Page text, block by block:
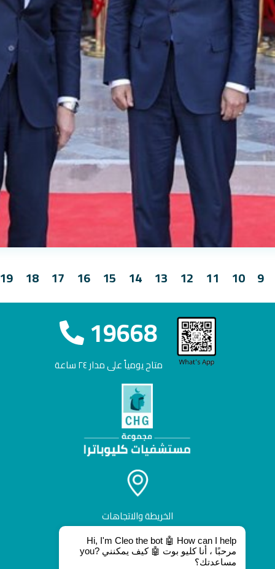
9
10
11
12
13
14
15
16
17
18
19668
متاح يومياً على مدار ٢٤ ساعة
الخريطة والاتجاهات
Hi, I'm Cleo the bot 🤖 How can I help
you? مرحبًا ، أنا كليو بوت 🤖 كيف يمكنني
مساعدتك؟